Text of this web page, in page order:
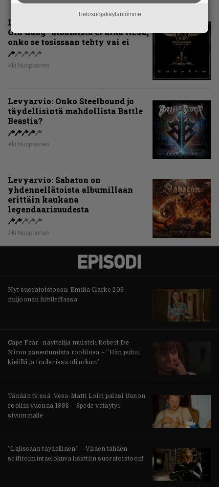
Levyarvio: Dirkschneider & The
Old Gang -albumista ei aina tiedä,
onko se tosissaan tehty vai ei
Aki Nuopponen
Levyarvio: Onko Steelbound jo
täydellisintä mahdollista Battle
Beastia?
Aki Nuopponen
Levyarvio: Sabaton on
yhdennellätoista albumillaan
erittäin kaukana
legendaarisuudesta
Aki Nuopponen
Nyt suoratoistossa: Emilia Clarke 208
miljoonan hittileffassa
Cape Fear -näyttelijä muisteli Robert De
Niron paneutumista rooliinsa – ”Hän puhui
kielillä ja trailerissa oli urkuri”
Tänään tv:ssä: Vesa-Matti Loiri palasi Uunon
rooliin vuonna 1998 – Spede vetäytyi
sivummalle
”Lajissaan täydellinen” – Viiden tähden
scifitoimintaelokuva lisättiin suoratoistoon!
Tietosuojakäytäntömme